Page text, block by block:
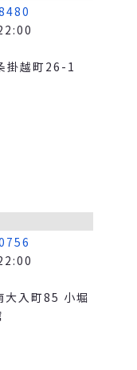
掛越町26-1
大入町85 小堀